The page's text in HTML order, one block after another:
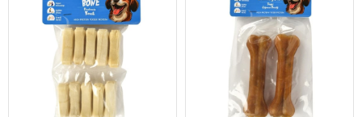
Köpek Irk
Boyutu
Tüm Irklara Uygun
Köpek Maması
Köpek Maması
Paket Boyutu
0-100 gr